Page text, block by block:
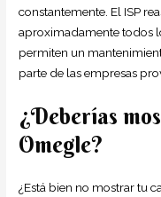
constantemente. El ISP
aproximadamente todos
permiten un
parte de las empresas
¿Deberías
Omegle?
¿Está bien no mostrar tu